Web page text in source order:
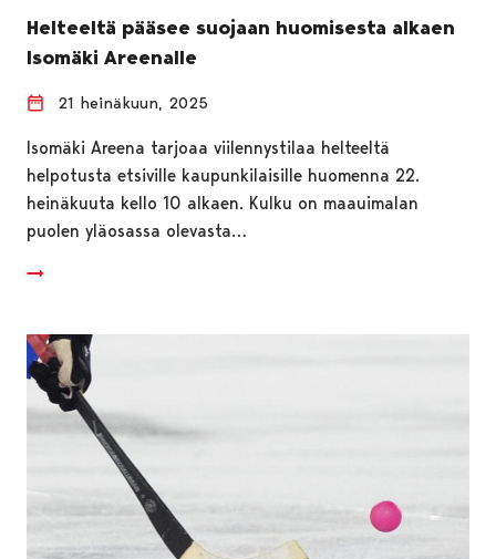
Helteeltä pääsee suojaan huomisesta alkaen
Isomäki Areenalle
21 heinäkuun, 2025
Isomäki Areena tarjoaa viilennystilaa helteeltä
helpotusta etsiville kaupunkilaisille huomenna 22.
heinäkuuta kello 10 alkaen. Kulku on maauimalan
puolen yläosassa olevasta…